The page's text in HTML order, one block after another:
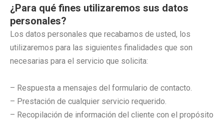
¿Para qué fines utilizaremos sus datos
personales?
Los datos personales que recabamos de usted, los
utilizaremos para las siguientes finalidades que son
necesarias para el servicio que solicita:
– Respuesta a mensajes del formulario de contacto.
– Prestación de cualquier servicio requerido.
– Recopilación de información del cliente con el propósito